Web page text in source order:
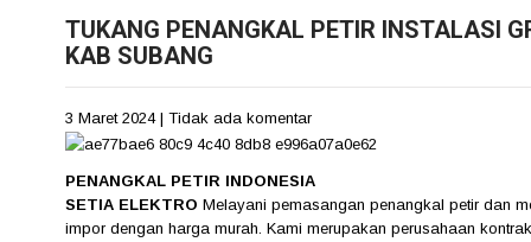
TUKANG PENANGKAL PETIR INSTALASI
KAB SUBANG
3 Maret 2024 | Tidak ada komentar
PENANGKAL PETIR INDONESIA
SETIA ELEKTRO Melayani pemasangan penangkal petir dan
impor dengan harga murah. Kami merupakan perusahaan